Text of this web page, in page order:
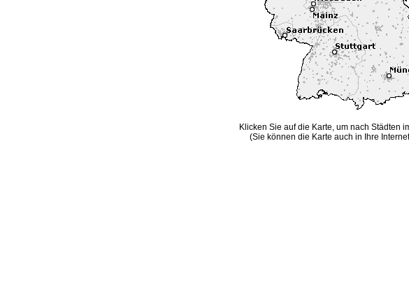
Klicken Sie auf die Karte, um nach Städten
(Sie können die Karte auch in Ihre